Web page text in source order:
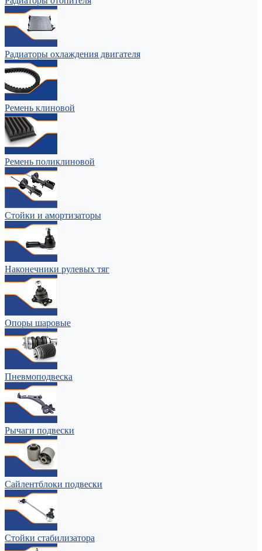
Радиаторы охлаждения двигателя
Ремень клиновой
Ремень поликлиновой
Стойки и амортизаторы
Наконечники рулевых тяг
Опоры шаровые
Пневмоподвеска
Рычаги подвески
Сайлентблоки подвески
Стойки стабилизатора